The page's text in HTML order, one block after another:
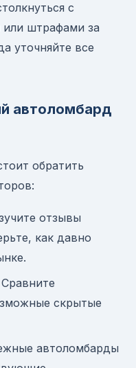
с
штрафами за
уточняйте все
автоломбард
обратить
отзывы
как давно
Сравните
скрытые
автоломбарды